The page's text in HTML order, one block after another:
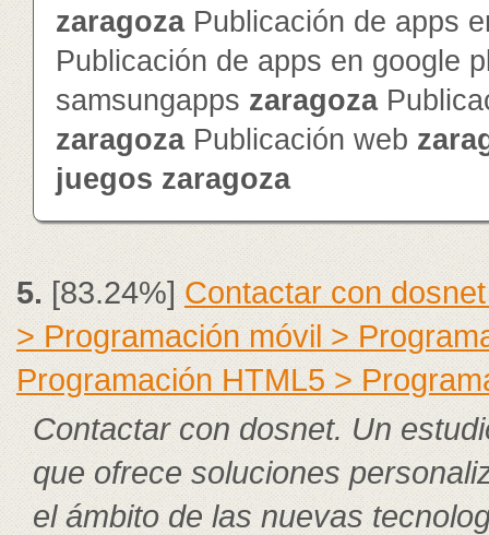
zaragozaPublicación de apps
Publicación de apps en google
samsungapps zaragoza
zaragozaPublicación web
juegos zaragoza
5. [83.24%]Contactar con
> Programación móvil >
Programación HTML5 >
Contactar con dosnet. Un
que ofrece soluciones
el ámbito de las nuevas